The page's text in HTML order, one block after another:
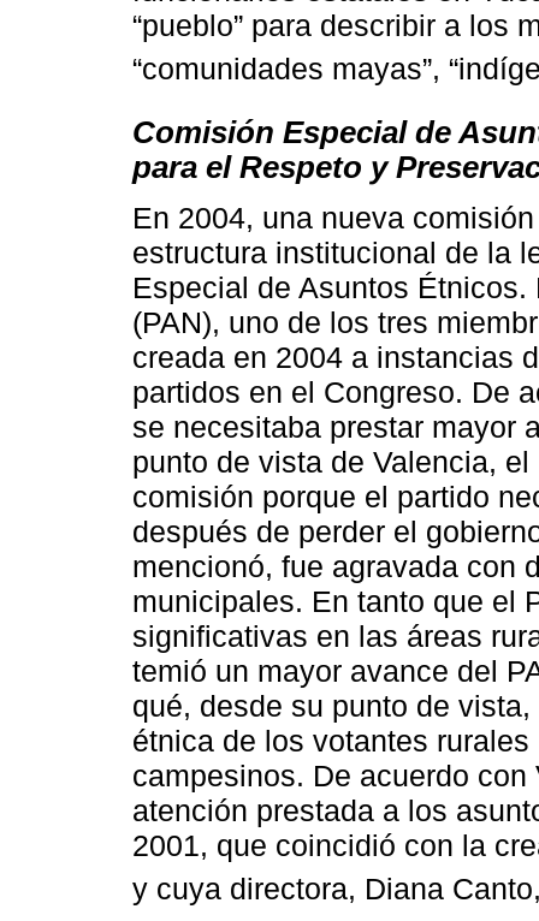
“pueblo” para describir a los
“comunidades mayas”,
Comisión Especial de
para el Respeto y
En 2004, una nueva
estructura institucional de la
Especial de Asuntos
(PAN), uno de los tres
creada en 2004 a instancias
partidos en el Congreso. De
se necesitaba prestar mayor
punto de vista de Valencia,
comisión porque el partido
después de perder el
mencionó, fue agravada con
municipales. En tanto que el
significativas en las áreas
temió un mayor avance del
qué, desde su punto de
étnica de los votantes
campesinos. De acuerdo
atención prestada a los
2001, que coincidió con la
y cuya directora, Diana